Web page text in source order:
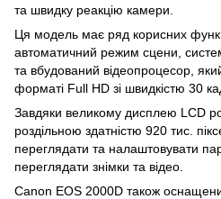
та швидку реакцію камери.
Ця модель має ряд корисних
автоматичний режим сцени,
та вбудований відеопроцесор,
форматі Full HD зі швидкістю 30
Завдяки великому дисплею LCD
роздільною здатністю 920 тис.
переглядати та налаштовувати
переглядати знімки та відео.
Canon EOS 2000D також